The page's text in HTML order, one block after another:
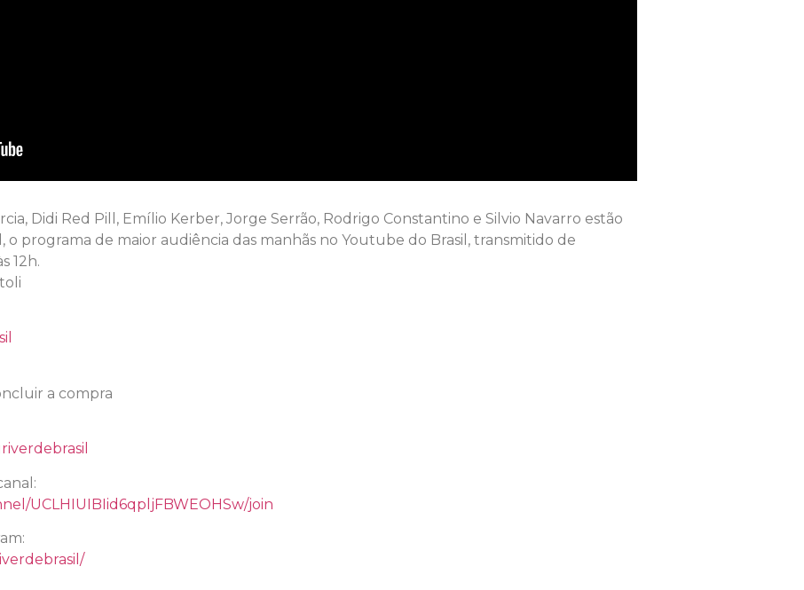
Didi Red Pill, Emílio Kerber, Jorge Serrão, Rodrigo Constantino e Silvio Navarro estão
o programa de maior audiência das manhãs no Youtube do Brasil, transmitido de
12h.
a compra
UCLHIUIBIid6qpljFBWEOHSw/join